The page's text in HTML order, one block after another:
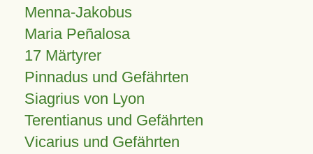
Menna-Jakobus
Maria Peñalosa
17 Märtyrer
Pinnadus und Gefährten
Siagrius von Lyon
Terentianus und Gefährten
Vicarius und Gefährten